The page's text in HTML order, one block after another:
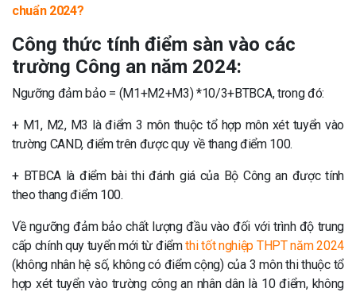
chuẩn 2024?
Công thức tính điểm sàn vào các
trường Công an năm 2024:
Ngưỡng đảm bảo = (M1+M2+M3) *10/3+BTBCA, trong đó:
+ M1, M2, M3 là điểm 3 môn thuộc tổ hợp môn xét tuyển vào
trường CAND, điểm trên được quy về thang điểm 100.
+ BTBCA là điểm bài thi đánh giá của Bộ Công an được tính
theo thang điểm 100.
Về ngưỡng đảm bảo chất lượng đầu vào đối với trình độ trung
cấp chính quy tuyển mới từ điểmthi tốt nghiệp THPT năm 2024
(không nhân hệ số, không có điểm cộng) của 3 môn thi thuộc tổ
hợp xét tuyển vào trường công an nhân dân là 10 điểm, không